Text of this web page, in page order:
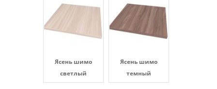
Ясень шимо
светлый
Ясень шимо
темный